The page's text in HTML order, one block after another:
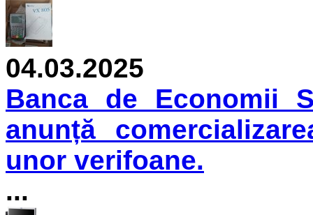
04.03.2025
Banca de Economii
anunță
unor verifoane.
...